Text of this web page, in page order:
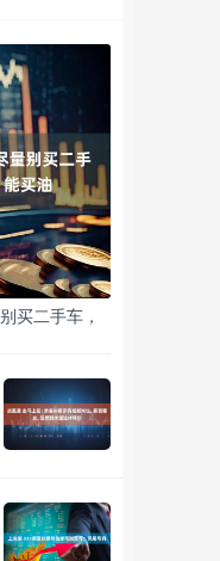
买二手车，